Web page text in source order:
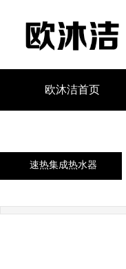
欧沐洁首页
速热集成热水器